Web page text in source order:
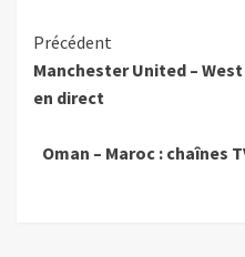
Précédent
Manchester United –
en direct
Oman – Maroc : chaînes